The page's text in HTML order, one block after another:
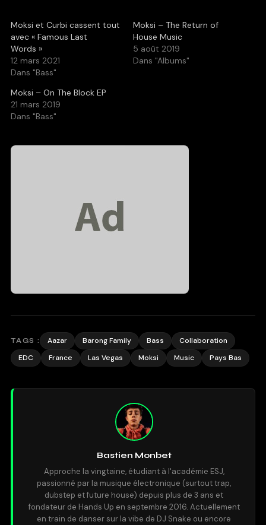
Moksi et Curbi cassent tout
avec « Famous Last
Words »
12 mars 2021
Dans "Bass"
Moksi – The Return of
House Music
5 août 2019
Dans "Albums"
Moksi – On The Block EP
21 mars 2019
Dans "Bass"
TAGS : Aazar Barong Family Bass
Collaboration
EDC
France Las Vegas Moksi Music Pays Bas
Bastien Monbet
Approche la vingtaine, étudiant à l'académie ESJ,
passionné par la musique électronique (surtout trap,
dubstep et future house) depuis plus de 3 ans et
fondateur de Hands Up en septembre 2016. Actuellement
en train de danser sur la vibe de DJ Snake ou encore